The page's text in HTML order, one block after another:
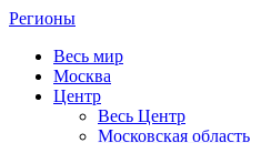
Регионы
Весь мир
Москва
Центр
Весь Центр
Московская область